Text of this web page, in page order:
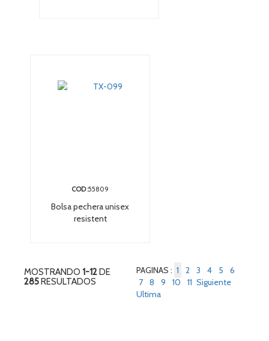
COD :55809
Bolsa pechera unisex
resistent
MOSTRANDO 1-12DE
285RESULTADOS
PAGINAS : 1 2 3 4 5
6
7
8 9 10 11 Siguiente
Ultima